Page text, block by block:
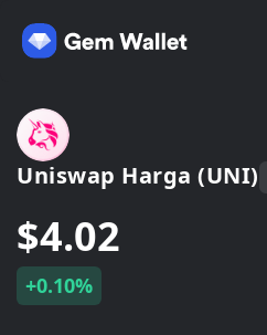
Uniswap Harga (UNI)
$4.02
+0.10%